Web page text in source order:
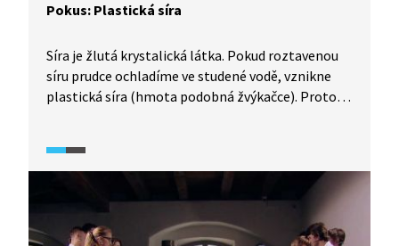
Pokus: Plastická síra
Síra je žlutá krystalická látka. Pokud roztavenou
síru prudce ochladíme ve studené vodě, vznikne
plastická síra (hmota podobná žvýkačce). Proto se